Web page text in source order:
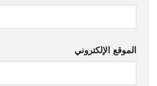
الموقع الإلكتروني